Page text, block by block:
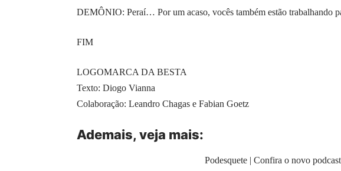
DEMÔNIO: Peraí… Por um acaso, vocês também estão trabalhando
FIM
LOGOMARCA DA BESTA
Texto: Diogo Vianna
Colaboração: Leandro Chagas e Fabian Goetz
Ademais, veja mais:
Podesquete | Confira o novo